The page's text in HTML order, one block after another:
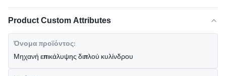
Product Custom Attributes
Όνομα προϊόντος:
Μηχανή επικάλυψης διπλού κυλίνδρου